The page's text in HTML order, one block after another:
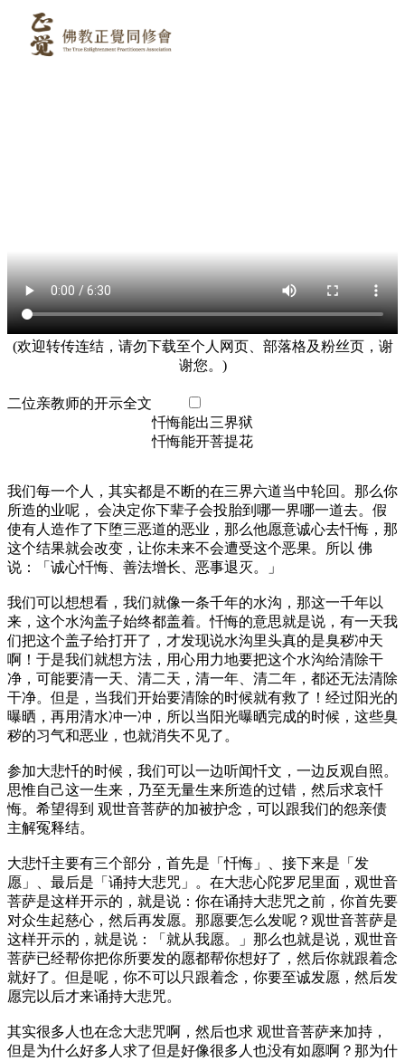
(欢迎转传连结，请勿下载至个人网页、部落格及粉丝页，谢
谢您。)
二位亲教师的开示全文
忏悔能出三界狱
忏悔能开菩提花
我们每一个人，其实都是不断的在三界六道当中轮回。那么你
所造的业呢， 会决定你下辈子会投胎到哪一界哪一道去。假
使有人造作了下堕三恶道的恶业，那么他愿意诚心去忏悔，那
这个结果就会改变，让你未来不会遭受这个恶果。所以 佛
说：「诚心忏悔、善法增长、恶事退灭。」
我们可以想想看，我们就像一条千年的水沟，那这一千年以
来，这个水沟盖子始终都盖着。忏悔的意思就是说，有一天我
们把这个盖子给打开了，才发现说水沟里头真的是臭秽冲天
啊！于是我们就想方法，用心用力地要把这个水沟给清除干
净，可能要清一天、清二天，清一年、清二年，都还无法清除
干净。但是，当我们开始要清除的时候就有救了！经过阳光的
曝晒，再用清水冲一冲，所以当阳光曝晒完成的时候，这些臭
秽的习气和恶业，也就消失不见了。
参加大悲忏的时候，我们可以一边听闻忏文，一边反观自照。
思惟自己这一生来，乃至无量生来所造的过错，然后求哀忏
悔。希望得到 观世音菩萨的加被护念，可以跟我们的怨亲债
主解冤释结。
大悲忏主要有三个部分，首先是「忏悔」、接下来是「发
愿」、最后是「诵持大悲咒」。在大悲心陀罗尼里面，观世音
菩萨是这样开示的，就是说：你在诵持大悲咒之前，你首先要
对众生起慈心，然后再发愿。那愿要怎么发呢？观世音菩萨是
这样开示的，就是说：「就从我愿。」那么也就是说，观世音
菩萨已经帮你把你所要发的愿都帮你想好了，然后你就跟着念
就好了。但是呢，你不可以只跟着念，你要至诚发愿，然后发
愿完以后才来诵持大悲咒。
其实很多人也在念大悲咒啊，然后也求 观世音菩萨来加持，
但是为什么好多人求了但是好像很多人也没有如愿啊？那为什